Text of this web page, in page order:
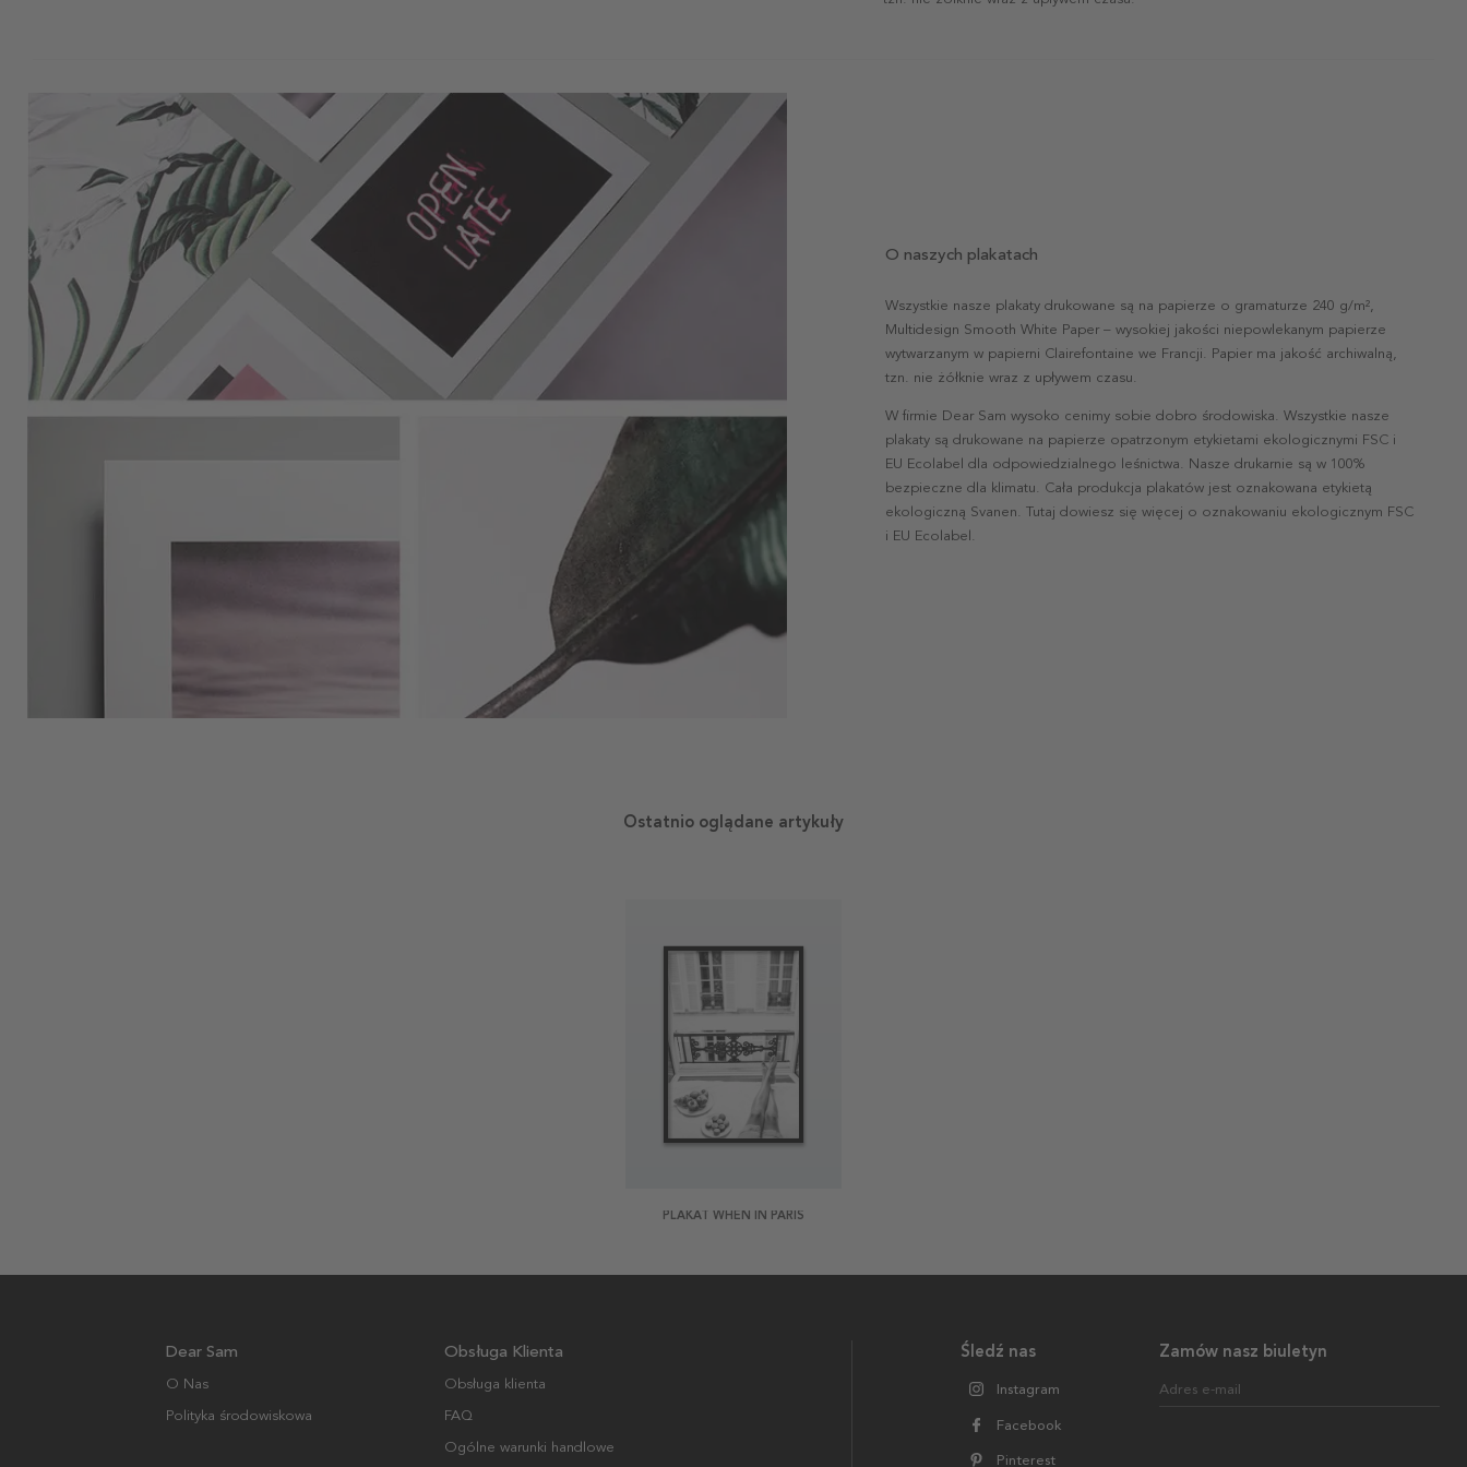
O naszych plakatach
Wszystkie nasze plakaty drukowane są na papierze o gramaturze 240 g/m²,
Multidesign Smooth White Paper – wysokiej jakości niepowlekanym papierze
wytwarzanym w papierni Clairefontaine we Francji. Papier ma jakość archiwalną,
tzn. nie żółknie wraz z upływem czasu.
W firmie Dear Sam wysoko cenimy sobie dobro środowiska. Wszystkie nasze
plakaty są drukowane na papierze opatrzonym etykietami ekologicznymi FSC i
EU Ecolabel dla odpowiedzialnego leśnictwa. Nasze drukarnie są w 100%
bezpieczne dla klimatu. Cała produkcja plakatów jest oznakowana etykietą
ekologiczną Svanen. Tutaj dowiesz się więcej o oznakowaniu ekologicznym FSC
i EU Ecolabel.
Ostatnio oglądane artykuły
PLAKAT WHEN IN PARIS
Zamów nasz biuletyn
Adres e-mail
Śledź nas
Instagram
Facebook
Pinterest
Dear Sam
O Nas
Polityka środowiskowa
Obsługa Klienta
Obsługa klienta
FAQ
Ogólne warunki handlowe